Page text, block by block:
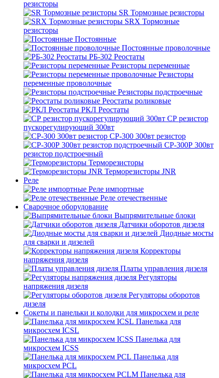
резисторы
SR Тормозные резисторы
SRX Тормозные
резисторы
Постоянные
Постоянные проволочные
РБ-302 Реостаты
Резисторы переменные
Резисторы
переменные проволочные
Резисторы подстроечные
Реостаты роликовые
РКЛ Реостаты
СР резистор
пускорегулирующий 300вт
СР-300 300вт резистор
СР-300Р 300вт
резистор подстроечный
Терморезисторы
Терморезисторы JNR
Реле
Реле импортные
Реле отечественные
Сварочное оборудование
Выпрямительные блоки
Датчики оборотов дизеля
Диодные мосты
для сварки и дизелей
Корректоры
напряжения дизеля
Платы управления дизеля
Регуляторы
напряжения дизеля
Регуляторы оборотов
дизеля
Сокеты и панельки и колодки для микросхем и реле
Панелька для
микросхем ICSL
Панелька для
микросхем ICSS
Панелька для
микросхем PCL
Панелька для